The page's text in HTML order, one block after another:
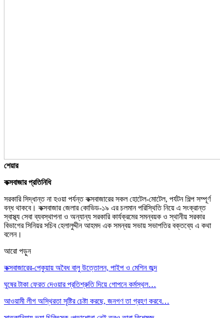
শেয়ার
কক্সবাজার প্রতিনিধি
সরকারি সিদ্ধান্ত না হওয়া পর্যন্ত কক্সবাজারের সকল হোটেল-মোটেল, পর্যটন শিল্প সম্পূর্ণ
বন্ধ থাকবে। কক্সবাজার জেলার কোভিড-১৯ এর চলমান পরিস্থিতি নিয়ে এ সংক্রান্ত
স্বাস্থ্য সেবা ব্যবস্থাপনা ও অন্যান্য সরকারি কার্যক্রমের সমন্বয়ক ও স্থানীয় সরকার
বিভাগের সিনিয়র সচিব হেলালুদ্দীন আহমদ এক সমন্বয় সভায় সভাপতির বক্তব্যে এ কথা
বলেন।
আরো পড়ুন
কক্সবাজারের-পেকুয়ায় অবৈধ বালু উত্তোলন, পাইপ ও মেশিন জব্দ
ঘুষের টাকা ফেরত দেওয়ার প্রতিশ্রুতি দিয়ে গোপনে কর্মস্থল…
আওয়ামী লীগ অস্থিরতা সৃষ্টির চেষ্টা করছে, জনগণ তা গ্রহণ করবে…